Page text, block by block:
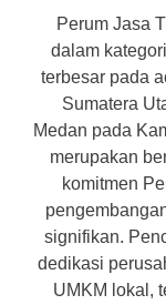
Perum Jasa
dalam
terbesar pada
Sumatera
Medan pada
merupakan
komitmen
signifikan.
dedikasi
UMKM lokal,